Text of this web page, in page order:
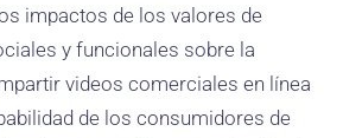
impactos de los valores de
y funcionales sobre la
videos comerciales en línea
de los consumidores de